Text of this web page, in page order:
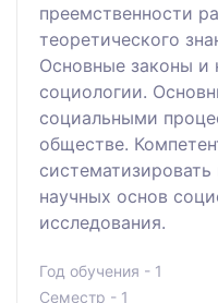
преемственности
теоретического
Основные законы и
социологии.
социальными
обществе.
научных основ
исследования.
Год обучения - 1
Семестр - 1